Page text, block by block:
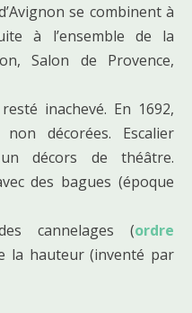
se combinent à
à l’ensemble de la
Salon de Provence,
inachevé. En 1692,
décorées. Escalier
décors de théâtre.
des bagues (époque
cannelages (ordre
la hauteur (inventé par